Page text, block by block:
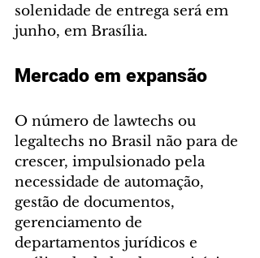
solenidade de entrega será em
junho, em Brasília.
Mercado em expansão
O número de lawtechs ou
legaltechs no Brasil não para de
crescer, impulsionado pela
necessidade de automação,
gestão de documentos,
gerenciamento de
departamentos jurídicos e